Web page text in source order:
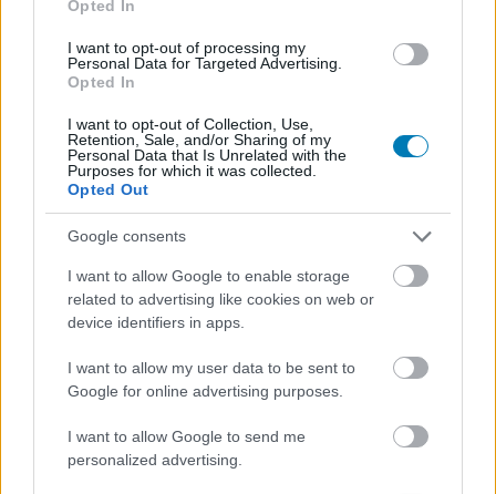
Opted In
I want to opt-out of processing my
Personal Data for Targeted Advertising.
Opted In
I want to opt-out of Collection, Use,
Retention, Sale, and/or Sharing of my
Personal Data that Is Unrelated with the
Purposes for which it was collected.
Opted Out
Google consents
I want to allow Google to enable storage
related to advertising like cookies on web or
device identifiers in apps.
I want to allow my user data to be sent to
Google for online advertising purposes.
I want to allow Google to send me
personalized advertising.
Nagyon úgy fest, hogy megszületett minden
idők legjobb DLC-je.
Unmute Loaded:
80.89%
Tesztünkben mi is oda és vissza voltunk az
Shadow of the Erdtree DLCmiatt, a helyzet pedig az,
hogy a világ többi részén is hasonlóan vélekedtek az
újságírók. Mindez pedig azt eredményezte, hogy jelenleg
a Shadow of the Erdtree rendelkezik a legjobb
átlagpontszámmal a 2024-es megjelenések közül
A DLC-nek jelenleg 95-ös a Metascore-ja, és ezzel maga
mögé tudott utasítani olyan játékokat, mint a Final
Fantasy VII Rebirth (92 pont), a Destiny 2: The Final